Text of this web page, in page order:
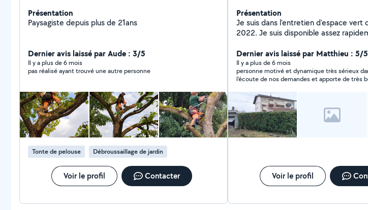
Présentation
Paysagiste depuis plus de 21ans
Dernier avis laissé par Aude : 3/5
Il y a plus de 6 mois
pas réalisé ayant trouvé une autre personne
Tonte de pelouse Débroussaillage de jardin
Voir le profil Contacter
Présentation
Je suis dans l'entretien d'espace vert
2022. Je suis disponible assez
Dernier avis laissé par Matthieu : 5/5
Il y a plus de 6 mois
personne motivé et dynamique très sérieux
l'écoute de nos demandes et apporte de très
Voir le profil